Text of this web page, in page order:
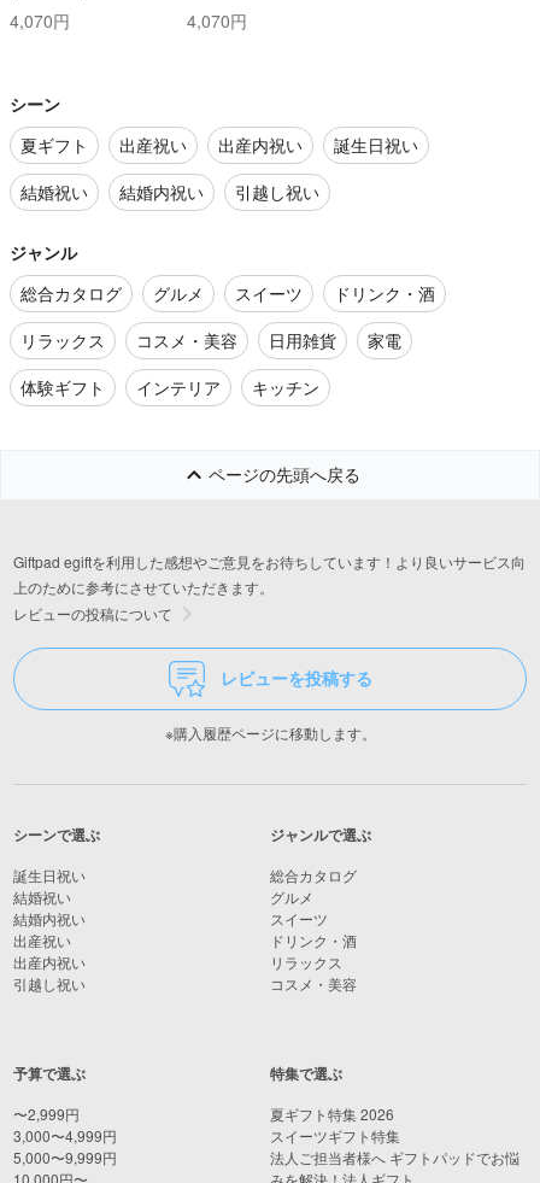
4,070円
4,070円
シーン
夏ギフト
出産祝い 出産内祝い
誕生日祝い
結婚祝い
結婚内祝い 引越し祝い
ジャンル
総合カタログ
グルメ スイーツ
ドリンク・酒
リラックス
コスメ・美容 日用雑貨
家電
体験ギフト
インテリア キッチン
ページの先頭へ戻る
Giftpad egiftを利用した感想やご意見をお待ちしています！より良いサービス向
上のために参考にさせていただきます。
レビューの投稿について
レビューを投稿する
※購入履歴ページに移動します。
シーンで選ぶ
誕生日祝い
結婚祝い
結婚内祝い
出産祝い
出産内祝い
引越し祝い
予算で選ぶ
〜2,999円
3,000〜4,999円
5,000〜9,999円
10,000円〜
ジャンルで選ぶ
総合カタログ
グルメ
スイーツ
ドリンク・酒
リラックス
コスメ・美容
特集で選ぶ
夏ギフト特集 2026
スイーツギフト特集
法人ご担当者様へ ギフトパッドでお悩
みを解決！法人ギフト